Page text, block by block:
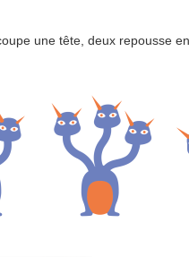
une tête, deux repousse